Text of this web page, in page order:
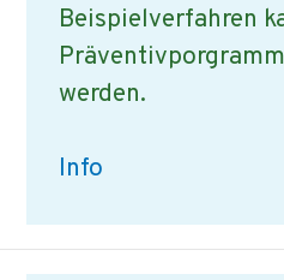
Beispielverfahren
werden.
Vorgehensweisen
Info